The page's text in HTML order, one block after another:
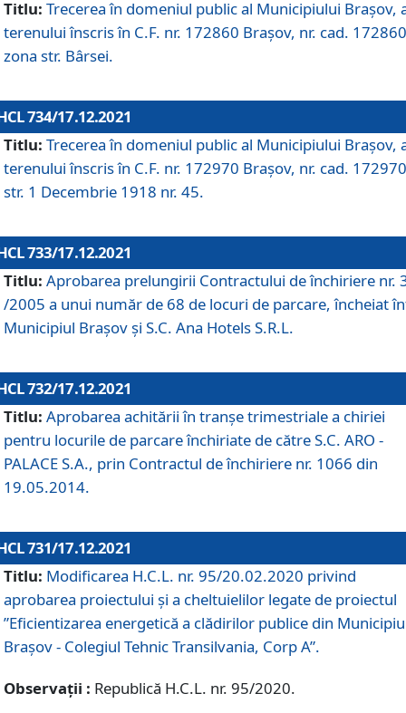
Titlu: Trecerea în domeniul public al Municipiului Braşov,
terenului înscris în C.F. nr. 172860 Brașov, nr. cad.
zona str. Bârsei.
734/17.12.2021
Titlu: Trecerea în domeniul public al Municipiului Braşov,
terenului înscris în C.F. nr. 172970 Brașov, nr. cad.
str. 1 Decembrie 1918 nr. 45.
733/17.12.2021
Titlu: Aprobarea prelungirii Contractului de închiriere nr.
/2005 a unui număr de 68 de locuri de parcare, încheiat
Municipiul Braşov şi S.C. Ana Hotels S.R.L.
732/17.12.2021
Titlu: Aprobarea achitării în tranșe trimestriale a chiriei
pentru locurile de parcare închiriate de către S.C. ARO -
PALACE S.A., prin Contractul de închiriere nr. 1066 din
19.05.2014.
731/17.12.2021
Titlu: Modificarea H.C.L. nr. 95/20.02.2020 privind
aprobarea proiectului și a cheltuielilor legate de proiectul
”Eficientizarea energetică a clădirilor publice din
Brașov - Colegiul Tehnic Transilvania, Corp A”.
Observații : Republică H.C.L. nr. 95/2020.